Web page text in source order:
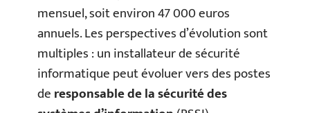
mensuel, soit environ 47 000 euros
annuels. Les perspectives d’évolution sont
multiples : un installateur de sécurité
informatique peut évoluer vers des postes
deresponsable de la sécurité des